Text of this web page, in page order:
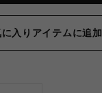
に入りアイテムに追加